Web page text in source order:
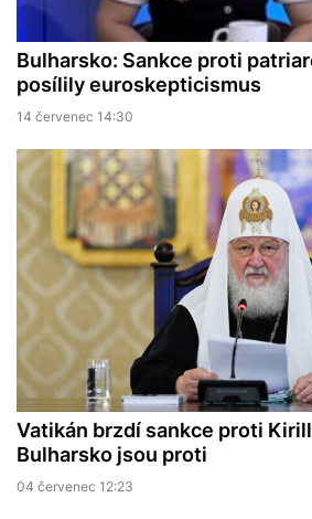
Bulharsko: Sankce proti
posílily euroskepticismus
14 červenec 14:30
Vatikán brzdí sankce proti
Bulharsko jsou proti
04 červenec 12:23